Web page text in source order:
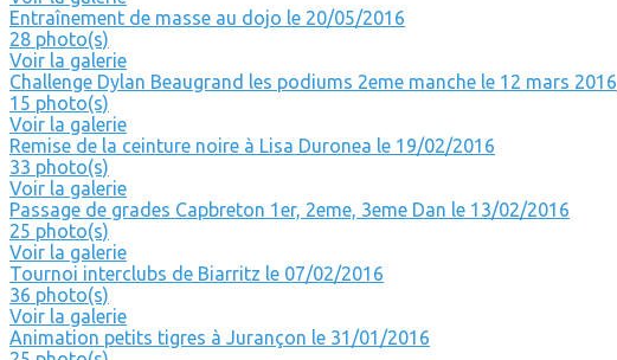
Entraînement de masse au dojo le 20/05/2016
28 photo(s)
Voir la galerie
Challenge Dylan Beaugrand les podiums 2eme manche le 12 mars 2016
15 photo(s)
Voir la galerie
Remise de la ceinture noire à Lisa Duronea le 19/02/2016
33 photo(s)
Voir la galerie
Passage de grades Capbreton 1er, 2eme, 3eme Dan le 13/02/2016
25 photo(s)
Voir la galerie
Tournoi interclubs de Biarritz le 07/02/2016
36 photo(s)
Voir la galerie
Animation petits tigres à Jurançon le 31/01/2016